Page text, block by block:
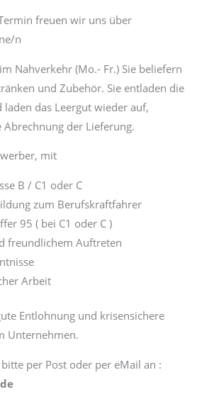
freuen wir uns über
n
Nahverkehr (Mo.- Fr.) Sie beliefern
und Zubehör. Sie entladen die
das Leergut wieder auf,
der Lieferung.
mit
B / C1 oder C
zum Berufskraftfahrer
95 ( bei C1 oder C )
freundlichem Auftreten
Arbeit
Entlohnung und krisensichere
Unternehmen.
per Post oder per eMail an :